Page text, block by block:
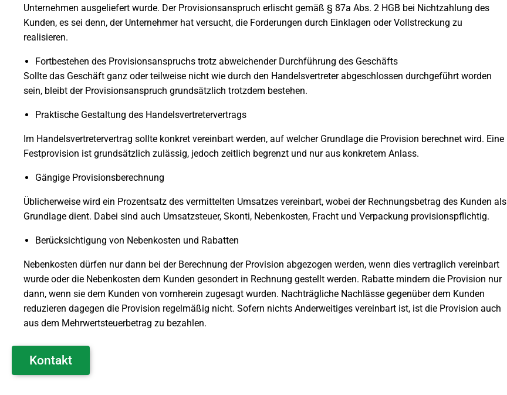
Unternehmen ausgeliefert wurde. Der Provisionsanspruch erlischt gemäß § 87a Abs. 2 HGB bei Nichtzahlung des
Kunden, es sei denn, der Unternehmer hat versucht, die Forderungen durch Einklagen oder Vollstreckung zu
realisieren.
Fortbestehen des Provisionsanspruchs trotz abweichender Durchführung des Geschäfts
Sollte das Geschäft ganz oder teilweise nicht wie durch den Handelsvertreter abgeschlossen durchgeführt worden
sein, bleibt der Provisionsanspruch grundsätzlich trotzdem bestehen.
Praktische Gestaltung des Handelsvertretervertrags
Im Handelsvertretervertrag sollte konkret vereinbart werden, auf welcher Grundlage die Provision berechnet wird. Eine
Festprovision ist grundsätzlich zulässig, jedoch zeitlich begrenzt und nur aus konkretem Anlass.
Gängige Provisionsberechnung
Üblicherweise wird ein Prozentsatz des vermittelten Umsatzes vereinbart, wobei der Rechnungsbetrag des Kunden als
Grundlage dient. Dabei sind auch Umsatzsteuer, Skonti, Nebenkosten, Fracht und Verpackung provisionspflichtig.
Berücksichtigung von Nebenkosten und Rabatten
Nebenkosten dürfen nur dann bei der Berechnung der Provision abgezogen werden, wenn dies vertraglich vereinbart
wurde oder die Nebenkosten dem Kunden gesondert in Rechnung gestellt werden. Rabatte mindern die Provision nur
dann, wenn sie dem Kunden von vornherein zugesagt wurden. Nachträgliche Nachlässe gegenüber dem Kunden
reduzieren dagegen die Provision regelmäßig nicht. Sofern nichts Anderweitiges vereinbart ist, ist die Provision auch
aus dem Mehrwertsteuerbetrag zu bezahlen.
Kontakt